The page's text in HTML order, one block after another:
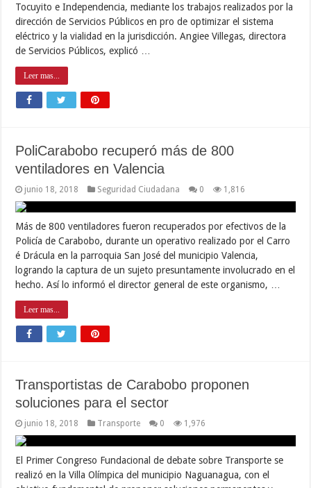
Tocuyito e Independencia, mediante los trabajos realizados por la
dirección de Servicios Públicos en pro de optimizar el sistema
eléctrico y la vialidad en la jurisdicción. Angiee Villegas, directora
de Servicios Públicos, explicó …
Leer mas...
PoliCarabobo recuperó más de 800
ventiladores en Valencia
junio 18, 2018 Seguridad Ciudadana 0 1,816
Más de 800 ventiladores fueron recuperados por efectivos de la
Policía de Carabobo, durante un operativo realizado por el Carro
é Drácula en la parroquia San José del municipio Valencia,
logrando la captura de un sujeto presuntamente involucrado en el
hecho. Así lo informó el director general de este organismo, …
Leer mas...
Transportistas de Carabobo proponen
soluciones para el sector
junio 18, 2018 Transporte 0 1,976
El Primer Congreso Fundacional de debate sobre Transporte se
realizó en la Villa Olímpica del municipio Naguanagua, con el